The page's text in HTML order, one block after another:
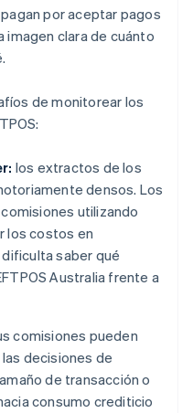
por aceptar pagos
imagen clara de cuánto
de monitorear los
los extractos de los
densos. Los
utilizando
los costos en
saber qué
Australia frente a
comisiones pueden
decisiones de
de transacción o
consumo crediticio